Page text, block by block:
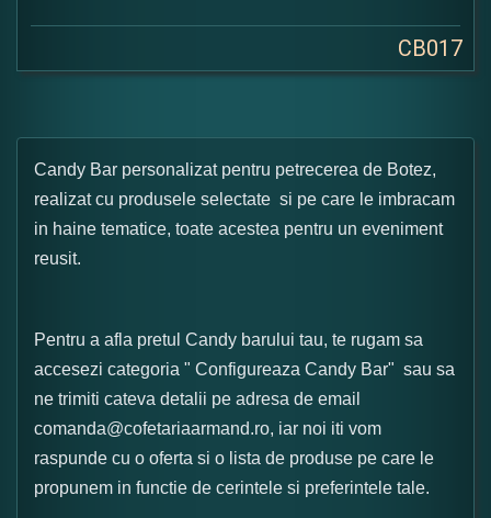
CB017
Candy Bar personalizat pentru petrecerea de Botez,
realizat cu produsele selectate si pe care le imbracam
in haine tematice, toate acestea pentru un eveniment
reusit.
Pentru a afla pretul Candy barului tau, te rugam sa
accesezi categoria " Configureaza Candy Bar" sau sa
ne trimiti cateva detalii pe adresa de email
comanda@cofetariaarmand.ro, iar noi iti vom
raspunde cu o oferta si o lista de produse pe care le
propunem in functie de cerintele si preferintele tale.